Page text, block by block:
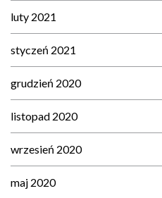
luty 2021
styczeń 2021
grudzień 2020
listopad 2020
wrzesień 2020
maj 2020